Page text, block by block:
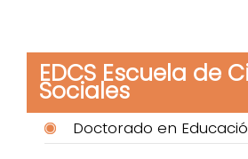
EDCS Escuela de
Sociales
Doctorado en